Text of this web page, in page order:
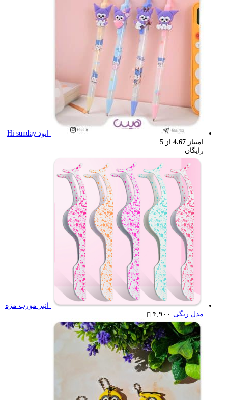
اتود Hi sunday
امتیاز 4.67 از 5
رایگان
انبر مورب مژه
مدل رنگی ۴,۹۰۰